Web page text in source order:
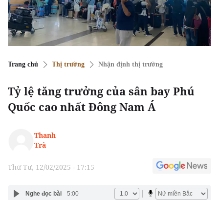
Trang chủ Thị trường Nhận định thị trường
Tỷ lệ tăng trưởng của sân bay Phú
Quốc cao nhất Đông Nam Á
Thanh
Trà
Thứ Tư, 12/02/2025 - 17:15
Nghe đọc bài 5:00